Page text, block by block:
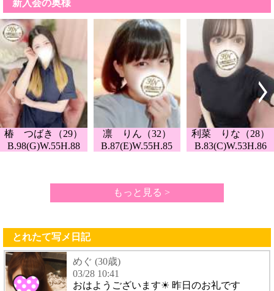
新入会の奥様
椿 つばき（29）
B.98(G)W.55H.88
凛 りん（32）
B.87(E)W.55H.85
利菜 りな（28）
B.83(C)W.53H.86
もっと見る >
とれたて写メ日記
めぐ (30歳)
03/28 10:41
おはようございます☀ 昨日のお礼です